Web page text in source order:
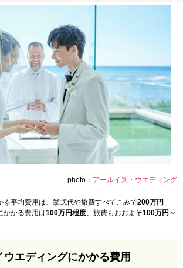
photo： アールイズ・ウエディング
る平均費用は、挙式代や旅費すべてこみで200万円
かかる費用は100万円程度、旅費もおおよそ100万円～
ウエディングにかかる費用